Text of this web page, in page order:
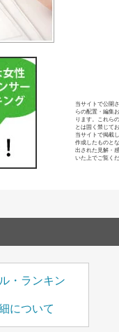
当サイトで公開
らの配置・編集
ります。これら
とは固く禁じてお
当サイトで掲載
作成したものと
出された見解・
いた上でご覧くだ
・ランキン
について